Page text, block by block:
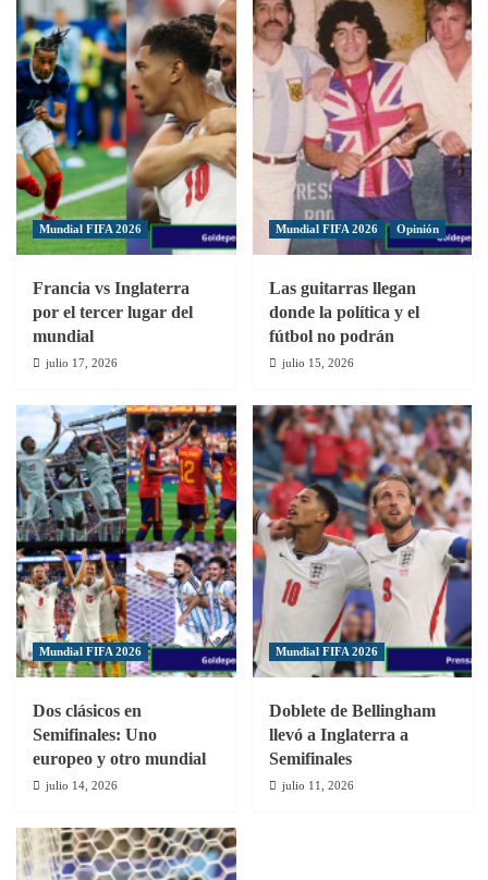
de
Miguel
Lloyd
avanzó
a
la
sefiminal
de
Liga
CONCACAF
Mundial FIFA 2026
Francia vs Inglaterra
por el tercer lugar del
mundial
julio 17, 2026
Mundial FIFA 2026 Opinión
Las guitarras llegan
donde la política y el
fútbol no podrán
julio 15, 2026
Mundial FIFA 2026
Dos clásicos en
Semifinales: Uno
europeo y otro mundial
julio 14, 2026
Mundial FIFA 2026
Doblete de Bellingham
llevó a Inglaterra a
Semifinales
julio 11, 2026